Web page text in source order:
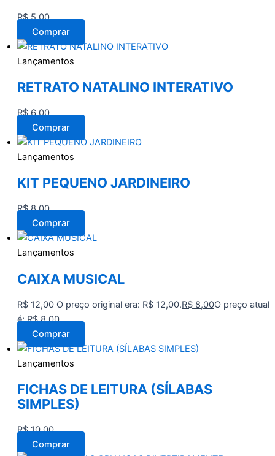
R$5,00
Comprar
Lançamentos
RETRATO NATALINO INTERATIVO
R$6,00
Comprar
Lançamentos
KIT PEQUENO JARDINEIRO
R$8,00
Comprar
Lançamentos
CAIXA MUSICAL
R$12,00 O preço original era: R$ 12,00.R$ 8,00O preço atual
é: R$ 8,00.
Comprar
Lançamentos
FICHAS DE LEITURA (SÍLABAS
SIMPLES)
R$10,00
Comprar